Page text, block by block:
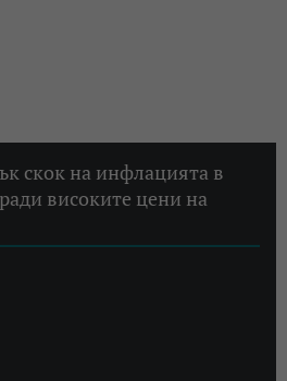
скок на инфлацията в
високите цени на